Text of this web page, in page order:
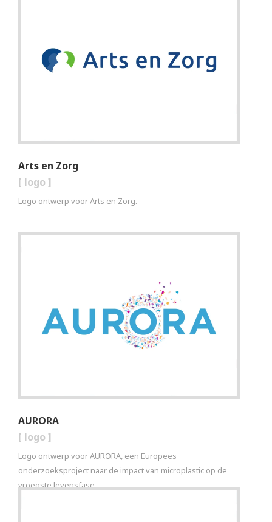
Arts en Zorg
[ logo ]
Logo ontwerp voor Arts en Zorg.
AURORA
[ logo ]
Logo ontwerp voor AURORA, een Europees
onderzoeksproject naar de impact van microplastic op de
vroegste levensfase.